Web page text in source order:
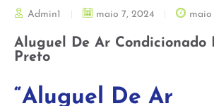
Admin1 maio 7, 2024 maio
Aluguel De Ar Condicionado
Preto
“Aluguel De Ar